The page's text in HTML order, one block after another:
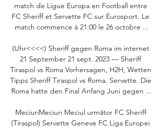
match de Ligue Europa en Football entre
FC Sheriff et Servette FC sur Eurosport. Le
match commence à 21:00 le 26 octobre ...
(Uhr<<<<) Sheriff gegen Roma im internet
21 September 21 sept. 2023 — Sheriff
Tiraspol vs Roma Vorhersagen, H2H, Wetten
Tipps Sheriff Tiraspol vs Roma. Servette. Die
Roma hatte den Final Anfang Juni gegen ...
MeciuriMeciuri Meciul următor FC Sheriff
(Tiraspol) Servette Geneve FC Liga Europei